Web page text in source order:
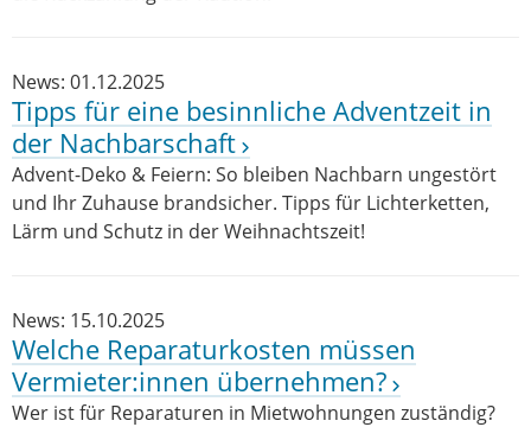
News: 01.12.2025
Tipps für eine besinnliche Adventzeit in
der Nachbarschaft
Advent-Deko & Feiern: So bleiben Nachbarn ungestört
und Ihr Zuhause brandsicher. Tipps für Lichterketten,
Lärm und Schutz in der Weihnachtszeit!
News: 15.10.2025
Welche Reparaturkosten müssen
Vermieter:innen übernehmen?
Wer ist für Reparaturen in Mietwohnungen zuständig?